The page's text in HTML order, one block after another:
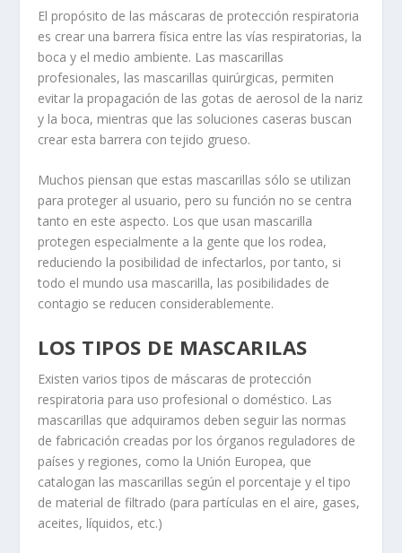
El propósito de las máscaras de protección respiratoria
es crear una barrera física entre las vías respiratorias, la
boca y el medio ambiente. Las mascarillas
profesionales, las mascarillas quirúrgicas, permiten
evitar la propagación de las gotas de aerosol de la nariz
y la boca, mientras que las soluciones caseras buscan
crear esta barrera con tejido grueso.
Muchos piensan que estas mascarillas sólo se utilizan
para proteger al usuario, pero su función no se centra
tanto en este aspecto. Los que usan mascarilla
protegen especialmente a la gente que los rodea,
reduciendo la posibilidad de infectarlos, por tanto, si
todo el mundo usa mascarilla, las posibilidades de
contagio se reducen considerablemente.
LOS TIPOS DE MASCARILAS
Existen varios tipos de máscaras de protección
respiratoria para uso profesional o doméstico. Las
mascarillas que adquiramos deben seguir las normas
de fabricación creadas por los órganos reguladores de
países y regiones, como la Unión Europea, que
catalogan las mascarillas según el porcentaje y el tipo
de material de filtrado (para partículas en el aire, gases,
aceites, líquidos, etc.)